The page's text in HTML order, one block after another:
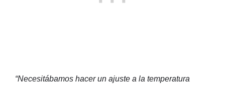
“Necesitábamos hacer un ajuste a la temperatura